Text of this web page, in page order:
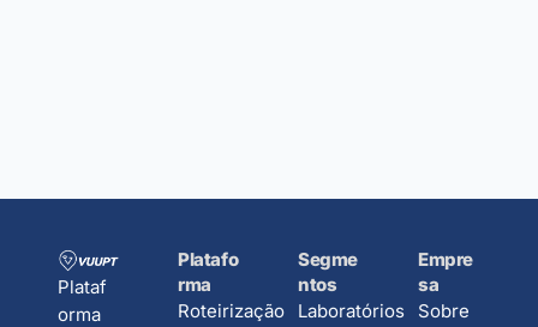
Plataf
orma
Platafo
rma
Roteirização
Segme
ntos
Laboratórios
Empre
sa
Sobre